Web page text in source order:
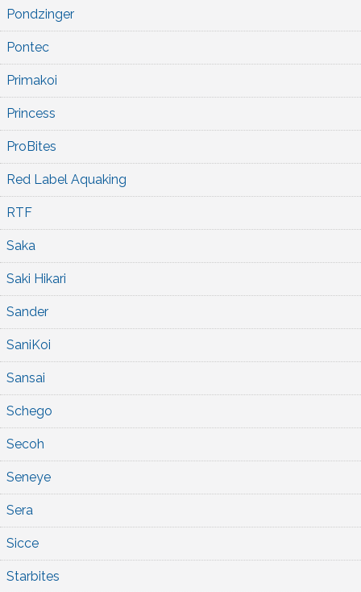
Pondzinger
Pontec
Primakoi
Princess
ProBites
Red Label Aquaking
RTF
Saka
Saki Hikari
Sander
SaniKoi
Sansai
Schego
Secoh
Seneye
Sera
Sicce
Starbites